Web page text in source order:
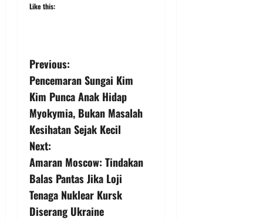
Like this:
Previous:
Pencemaran Sungai Kim
Kim Punca Anak Hidap
Myokymia, Bukan Masalah
Kesihatan Sejak Kecil
Next:
Amaran Moscow: Tindakan
Balas Pantas Jika Loji
Tenaga Nuklear Kursk
Diserang Ukraine